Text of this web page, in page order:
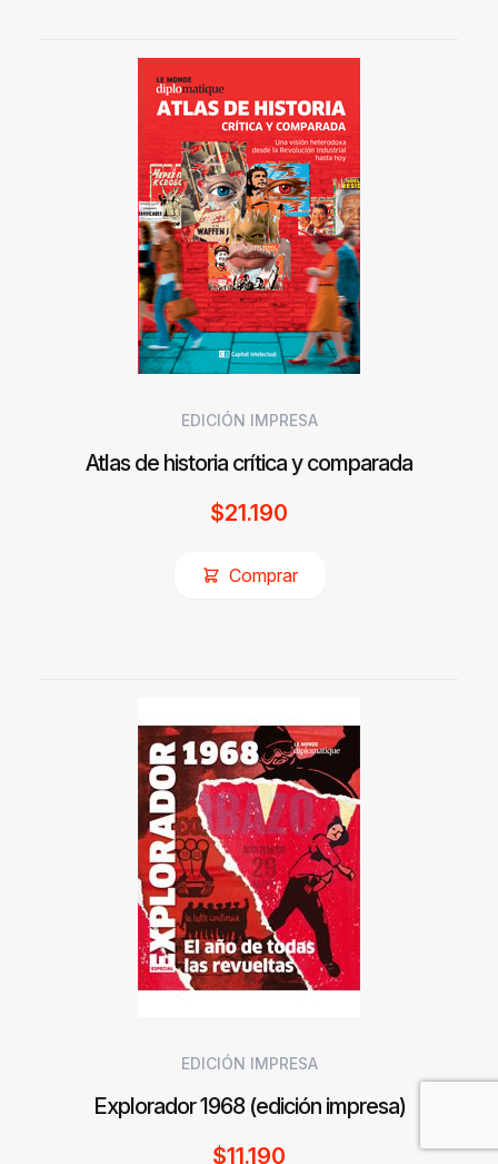
EDICIÓN IMPRESA
Atlas de historia crítica y comparada
$21.190
Comprar
EDICIÓN IMPRESA
Explorador 1968 (edición impresa)
$11.190